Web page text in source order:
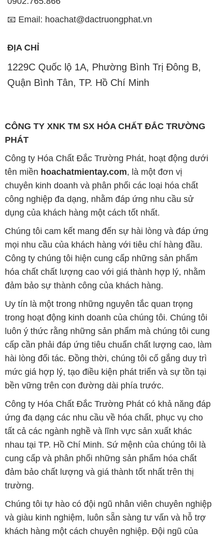
1229C Quốc lộ 1A, Phường Bình Trị Đông B,
Quận Bình Tân, TP. Hồ Chí Minh
CÔNG TY XNK TM SX HÓA CHẤT ĐẮC TRƯỜNG
PHÁT
chuyên kinh doanh và phân phối các loại hóa chất
công nghiệp đa dạng, nhằm đáp ứng nhu cầu sử
dụng của khách hàng một cách tốt nhất.
Chúng tôi cam kết mang đến sự hài lòng và đáp ứng
mọi nhu cầu của khách hàng với tiêu chí hàng đầu.
Công ty chúng tôi hiện cung cấp những sản phẩm
hóa chất chất lượng cao với giá thành hợp lý, nhằm
đảm bảo sự thành công của khách hàng.
Uy tín là một trong những nguyên tắc quan trọng
trong hoạt động kinh doanh của chúng tôi. Chúng tôi
luôn ý thức rằng những sản phẩm mà chúng tôi cung
cấp cần phải đáp ứng tiêu chuẩn chất lượng cao, làm
hài lòng đối tác. Đồng thời, chúng tôi cố gắng duy trì
mức giá hợp lý, tạo điều kiện phát triển và sự tồn tại
bền vững trên con đường dài phía trước.
Công ty Hóa Chất Đắc Trường Phát có khả năng đáp
ứng đa dạng các nhu cầu về hóa chất, phục vụ cho
tất cả các ngành nghề và lĩnh vực sản xuất khác
nhau tại TP. Hồ Chí Minh. Sứ mệnh của chúng tôi là
cung cấp và phân phối những sản phẩm hóa chất
đảm bảo chất lượng và giá thành tốt nhất trên thị
trường.
Chúng tôi tự hào có đội ngũ nhân viên chuyên nghiệp
và giàu kinh nghiệm, luôn sẵn sàng tư vấn và hỗ trợ
khách hàng một cách chuyên nghiệp. Đội ngũ của
chúng tôi đảm bảo mang lại sự hài lòng và thành
công cho khách hàng.
Để biết thêm thông tin chi tiết và được tư vấn, quý
khách hàng có thể truy cập vào trang web của chúng